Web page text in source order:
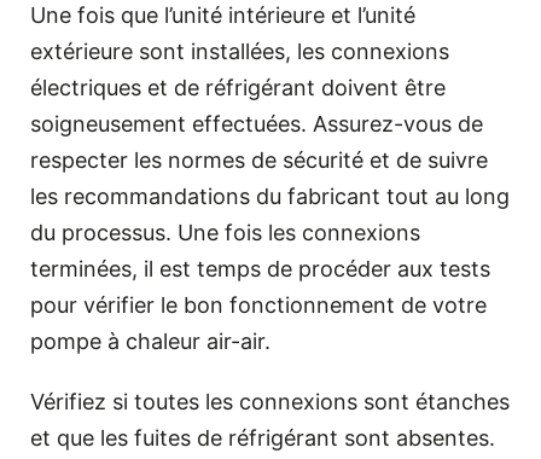
Une fois que l’unité intérieure et l’unité
extérieure sont installées, les connexions
électriques et de réfrigérant doivent être
soigneusement effectuées. Assurez-vous de
respecter les normes de sécurité et de suivre
les recommandations du fabricant tout au long
du processus. Une fois les connexions
terminées, il est temps de procéder aux tests
pour vérifier le bon fonctionnement de votre
pompe à chaleur air-air.
Vérifiez si toutes les connexions sont étanches
et que les fuites de réfrigérant sont absentes.